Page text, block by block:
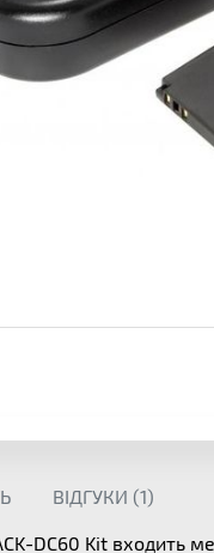
ВІДГУКИ (1)
DC60 Kit входить